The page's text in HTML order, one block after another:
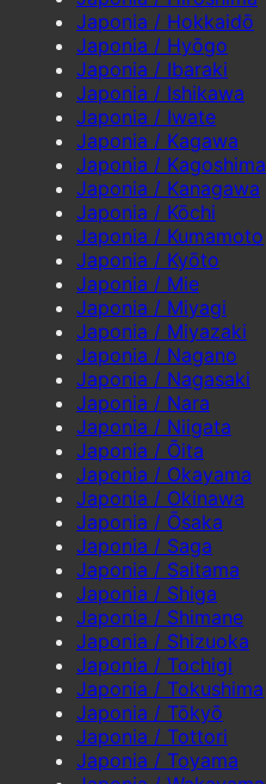
Japonia / Hokkaidō
Japonia / Hyōgo
Japonia / Ibaraki
Japonia / Ishikawa
Japonia / Iwate
Japonia / Kagawa
Japonia / Kagoshima
Japonia / Kanagawa
Japonia / Kōchi
Japonia / Kumamoto
Japonia / Kyōto
Japonia / Mie
Japonia / Miyagi
Japonia / Miyazaki
Japonia / Nagano
Japonia / Nagasaki
Japonia / Nara
Japonia / Niigata
Japonia / Ōita
Japonia / Okayama
Japonia / Okinawa
Japonia / Ōsaka
Japonia / Saga
Japonia / Saitama
Japonia / Shiga
Japonia / Shimane
Japonia / Shizuoka
Japonia / Tochigi
Japonia / Tokushima
Japonia / Tōkyō
Japonia / Tottori
Japonia / Toyama